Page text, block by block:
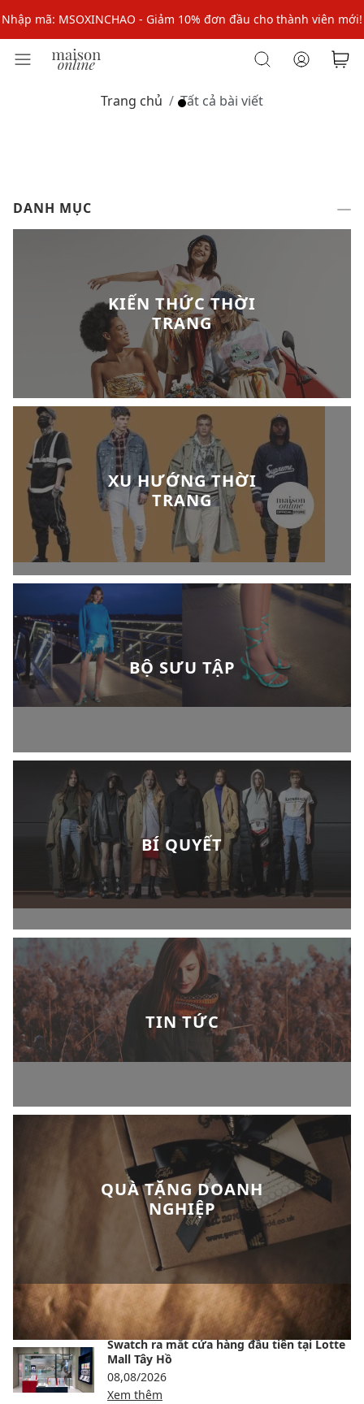
Nhập mã: MSOXINCHAO - Giảm 10% đơn đầu cho thành viên mới!
Nhập mã MSOPAY100: giảm ngay 10% khi thanh toán trực tuyến
Trang chủ Tất cả bài viết
DANH MỤC
KIẾN THỨC THỜI
TRANG
XU HƯỚNG THỜI
TRANG
BỘ SƯU TẬP
BÍ QUYẾT
TIN TỨC
QUÀ TẶNG DOANH
NGHIỆP
BÀI VIẾT NỔI BẬT
Swatch ra mắt cửa hàng đầu tiên tại Lotte
Mall Tây Hồ
08,08/2026
Xem thêm